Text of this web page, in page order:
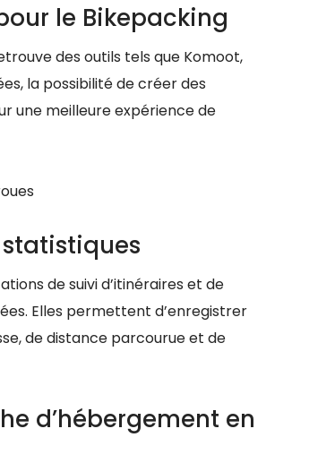
le Bikepacking
des outils tels que Komoot,
la possibilité de créer des
une meilleure expérience de
de suivi d’itinéraires et de
Elles permettent d’enregistrer
de distance parcourue et de
d’hébergement en